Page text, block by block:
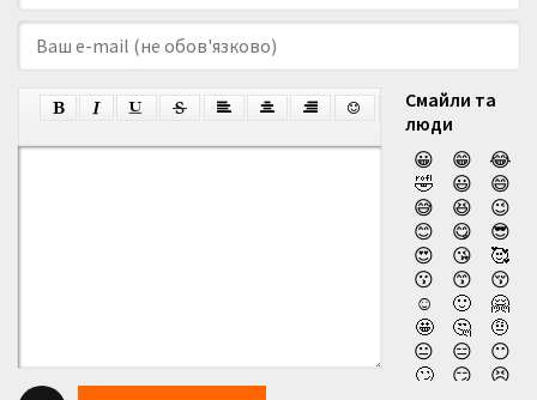
Смайли та
люди
😀
😁
😂
🤣
😃
😄
😅
😆
😉
😊
😋
😎
😍
😘
🥰
😗
😙
😚
☺️
🙂
🤗
🤩
🤔
🤨
😐
😑
😶
🙄
😏
😣